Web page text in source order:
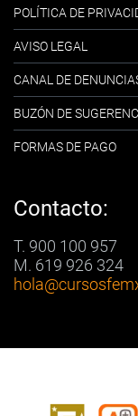
POLÍTICA DE
AVISO LEGAL
CANAL DE
BUZÓN DE
FORMAS DE PAGO
Contacto:
T. 900 100 957
M. 619 926 324
hola